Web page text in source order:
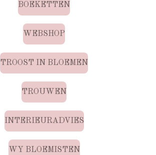
BOEKETTEN
WEBSHOP
TROOST IN BLOEMEN
TROUWEN
INTERIEURADVIES
WY BLOEMISTEN